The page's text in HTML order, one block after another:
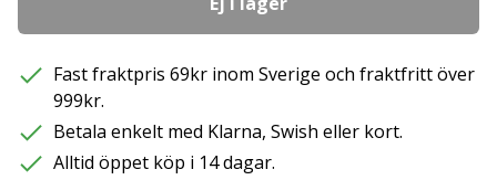
Fast fraktpris 69kr inom Sverige och fraktfritt över
999kr.
Betala enkelt med Klarna, Swish eller kort.
Alltid öppet köp i 14 dagar.